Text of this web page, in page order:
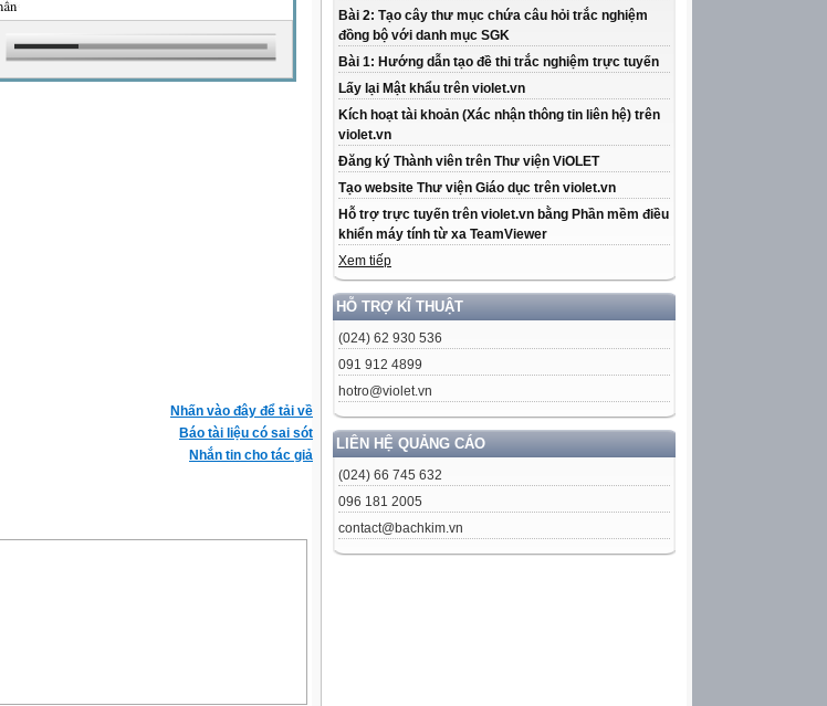
Bài 2: Tạo cây thư mục chứa câu hỏi trắc nghiệm
đồng bộ với danh mục SGK
Bài 1: Hướng dẫn tạo đề thi trắc nghiệm trực tuyến
Lấy lại Mật khẩu trên violet.vn
Kích hoạt tài khoản (Xác nhận thông tin liên hệ) trên
violet.vn
Đăng ký Thành viên trên Thư viện ViOLET
Tạo website Thư viện Giáo dục trên violet.vn
Hỗ trợ trực tuyến trên violet.vn bằng Phần mềm điều
khiển máy tính từ xa TeamViewer
Xem tiếp
HỖ TRỢ KĨ THUẬT
(024) 62 930 536
091 912 4899
hotro@violet.vn
LIÊN HỆ QUẢNG CÁO
(024) 66 745 632
096 181 2005
contact@bachkim.vn
Nhấn vào đây để tải về
Báo tài liệu có sai sót
Nhắn tin cho tác giả